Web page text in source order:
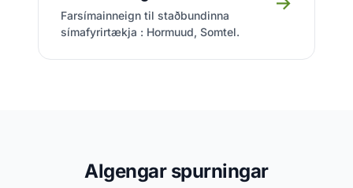
Farsímainneign til staðbundinna
símafyrirtækja : Hormuud, Somtel.
Algengar spurningar